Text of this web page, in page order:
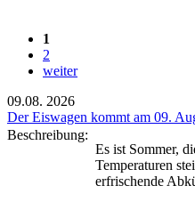
1
2
weiter
09.08. 2026
Der Eiswagen kommt am 09.
Beschreibung:
Es ist Sommer,
Temperaturen
erfrischende